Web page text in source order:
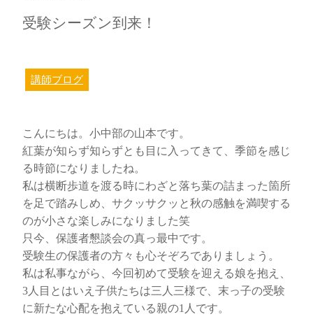
受験シーズン到来！
講師ブログ
こんにちは。小中部の山本です。
紅葉が知らず知らずとも目に入ってきて、季節を感じ
る時節になりましたね。
私は横断歩道を渡る時にわざと落ち葉の詰まった箇所
を足で踏みしめ、サクッサクッと秋の感触を満喫する
のが小さな楽しみになりました笑
只今、保護者懇談会の真っ最中です。
受験生の保護者の方々も心そぞろでありましょう。
私は私事ながら、今回初めて受験を迎える娘を抱え、
3人目とはいえ子供たちは三人三様で、末っ子の受験
に新たな心配を抱えている親の1人です。